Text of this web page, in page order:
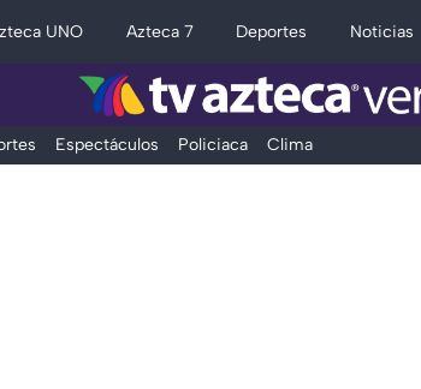
UNO Azteca 7 Deportes Noticias
Espectáculos Policiaca Clima